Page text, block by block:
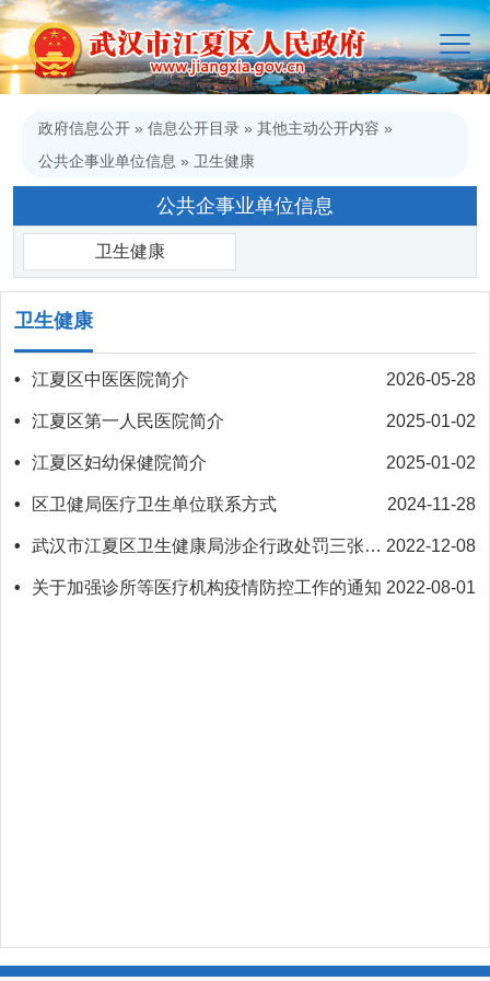
政府信息公开 » 信息公开目录 » 其他主动公开内容 »
公共企事业单位信息 » 卫生健康
公共企事业单位信息
卫生健康
卫生健康
2026-05-28
• 江夏区中医医院简介
2025-01-02
• 江夏区第一人民医院简介
2025-01-02
• 江夏区妇幼保健院简介
2024-11-28
• 区卫健局医疗卫生单位联系方式
2022-12-08
• 武汉市江夏区卫生健康局涉企行政处罚三张清单公示
2022-08-01
• 关于加强诊所等医疗机构疫情防控工作的通知